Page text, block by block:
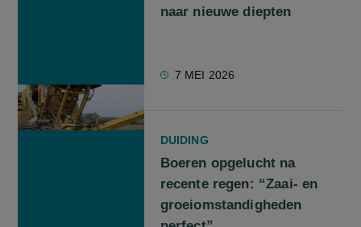
naar nieuwe diepten
7 MEI 2026
DUIDING
Boeren opgelucht na
recente regen: “Zaai- en
groeiomstandigheden